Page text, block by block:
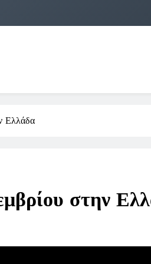
Ελλάδα
στην